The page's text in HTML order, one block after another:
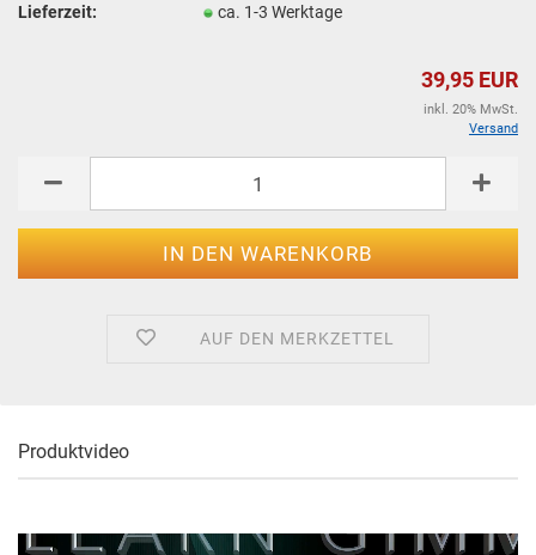
Lieferzeit: ca. 1-3 Werktage
39,95 EUR
inkl. 20% MwSt.
Versand
AUF DEN MERKZETTEL
Produktvideo